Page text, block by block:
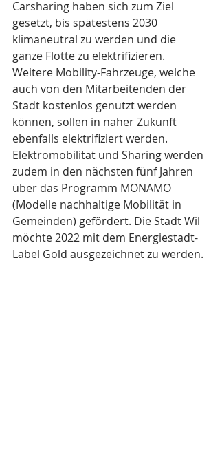
Carsharing haben sich zum Ziel
gesetzt, bis spätestens 2030
klimaneutral zu werden und die
ganze Flotte zu elektrifizieren.
Weitere Mobility-Fahrzeuge, welche
auch von den Mitarbeitenden der
Stadt kostenlos genutzt werden
können, sollen in naher Zukunft
ebenfalls elektrifiziert werden.
Elektromobilität und Sharing werden
zudem in den nächsten fünf Jahren
über das Programm MONAMO
(Modelle nachhaltige Mobilität in
Gemeinden) gefördert. Die Stadt Wil
möchte 2022 mit dem Energiestadt-
Label Gold ausgezeichnet zu werden.